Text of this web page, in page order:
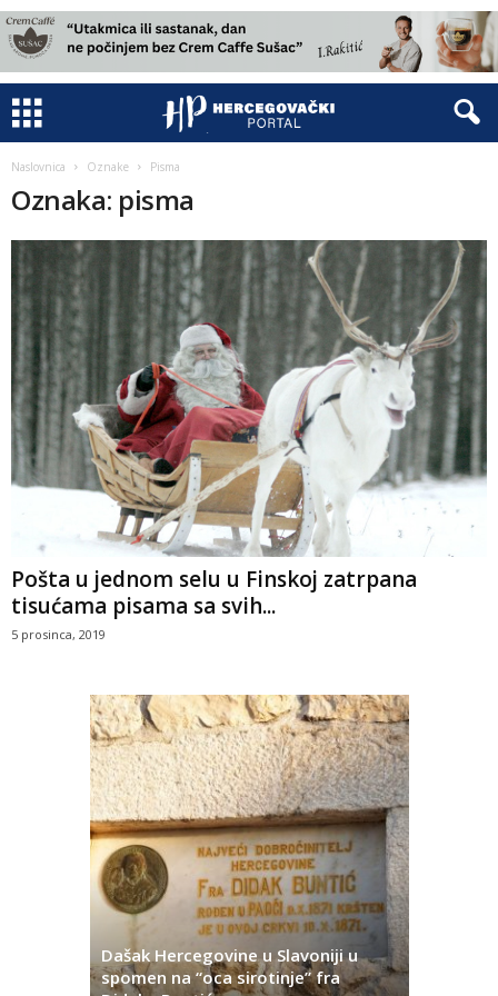
Naslovnica Oznake Pisma
Oznaka: pisma
Pošta u jednom selu u Finskoj zatrpana
tisućama pisama sa svih...
5 prosinca, 2019
Dašak Hercegovine u Slavoniji u
spomen na “oca sirotinje” fra